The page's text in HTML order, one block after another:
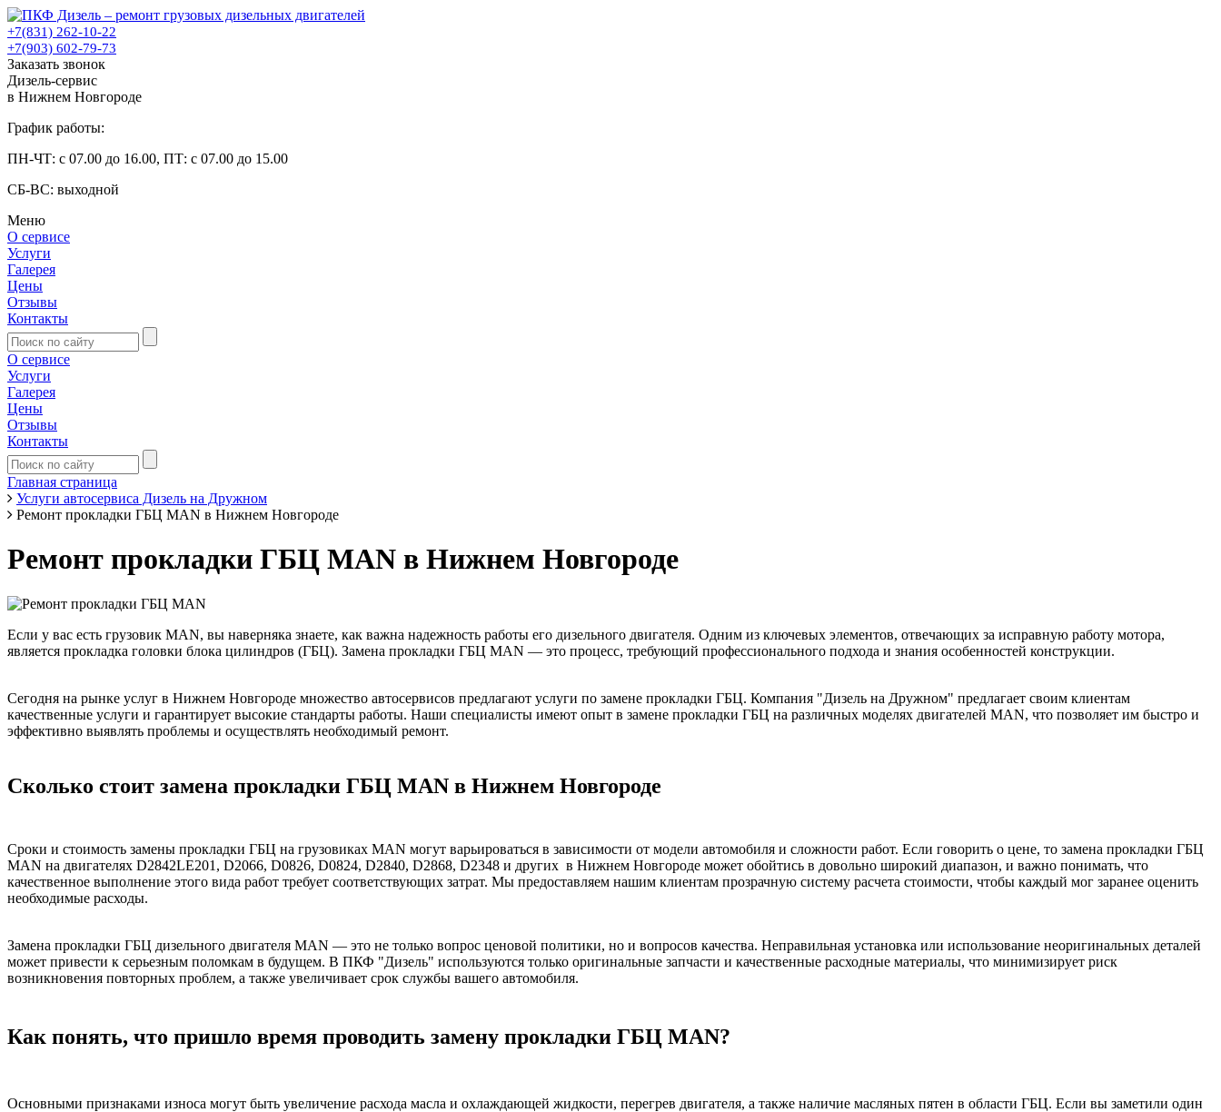
+7(831) 262-10-22
+7(903) 602-79-73
Заказать звонок
Дизель-сервис
в Нижнем Новгороде
График работы:
ПН-ЧТ: с 07.00 до 16.00, ПТ: с 07.00 до 15.00
СБ-ВС: выходной
Меню
О сервисе
Услуги
Галерея
Цены
Отзывы
Контакты
О сервисе
Услуги
Галерея
Цены
Отзывы
Контакты
Главная страница
Услуги автосервиса Дизель на Дружном
Ремонт прокладки ГБЦ MAN в Нижнем Новгороде
Ремонт прокладки ГБЦ MAN в Нижнем Новгороде
Если у вас есть грузовик MAN, вы наверняка знаете, как важна надежность работы его дизельного двигателя. Одним из ключевых элементов, отвечающих за исправную работу мотора,
является прокладка головки блока цилиндров (ГБЦ). Замена прокладки ГБЦ MAN — это процесс, требующий профессионального подхода и знания особенностей конструкции.
Сегодня на рынке услуг в Нижнем Новгороде множество автосервисов предлагают услуги по замене прокладки ГБЦ. Компания "Дизель на Дружном" предлагает своим клиентам
качественные услуги и гарантирует высокие стандарты работы. Наши специалисты имеют опыт в замене прокладки ГБЦ на различных моделях двигателей MAN, что позволяет им быстро и
эффективно выявлять проблемы и осуществлять необходимый ремонт.
Сколько стоит замена прокладки ГБЦ MAN в Нижнем Новгороде
Сроки и стоимость замены прокладки ГБЦ на грузовиках MAN могут варьироваться в зависимости от модели автомобиля и сложности работ. Если говорить о цене, то замена прокладки ГБЦ
MAN на двигателях D2842LE201, D2066, D0826, D0824, D2840, D2868, D2348 и других в Нижнем Новгороде может обойтись в довольно широкий диапазон, и важно понимать, что
качественное выполнение этого вида работ требует соответствующих затрат. Мы предоставляем нашим клиентам прозрачную систему расчета стоимости, чтобы каждый мог заранее оценить
необходимые расходы.
Замена прокладки ГБЦ дизельного двигателя MAN — это не только вопрос ценовой политики, но и вопросов качества. Неправильная установка или использование неоригинальных деталей
может привести к серьезным поломкам в будущем. В ПКФ "Дизель" используются только оригинальные запчасти и качественные расходные материалы, что минимизирует риск
возникновения повторных проблем, а также увеличивает срок службы вашего автомобиля.
Как понять, что пришло время проводить замену прокладки ГБЦ MAN?
Основными признаками износа могут быть увеличение расхода масла и охлаждающей жидкости, перегрев двигателя, а также наличие масляных пятен в области ГБЦ. Если вы заметили один